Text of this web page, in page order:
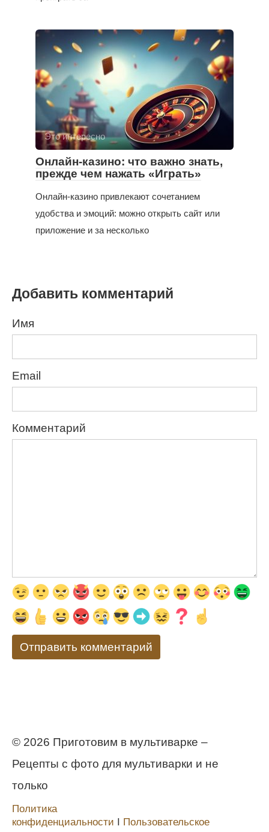
Это интересно
Онлайн-казино: что важно знать,
прежде чем нажать «Играть»
Онлайн-казино привлекают сочетанием
удобства и эмоций: можно открыть сайт или
приложение и за несколько
Добавить комментарий
Имя
Email
Комментарий
© 2026 Приготовим в мультиварке –
Рецепты с фото для мультиварки и не
только
Политика
конфиденциальности Ι Пользовательское